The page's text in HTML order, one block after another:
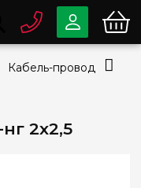
2х2,5
33-63-07
Telegram
Кабель-провод